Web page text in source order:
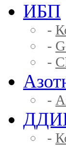
ИБП
-
-
-
-
-